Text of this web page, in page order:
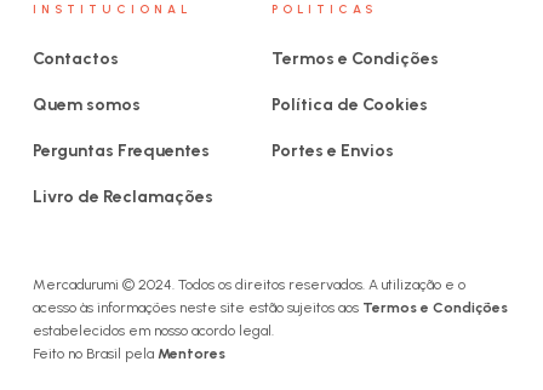
INSTITUCIONAL
Contactos
Quem somos
Perguntas Frequentes
Livro de Reclamações
POLITICAS
Termos e Condições
Política de Cookies
Portes e Envios
Mercadurumi © 2024. Todos os direitos reservados. A utilização e o
acesso às informações neste site estão sujeitos aos Termos e Condições
estabelecidos em nosso acordo legal.
Feito no Brasil pela Mentores